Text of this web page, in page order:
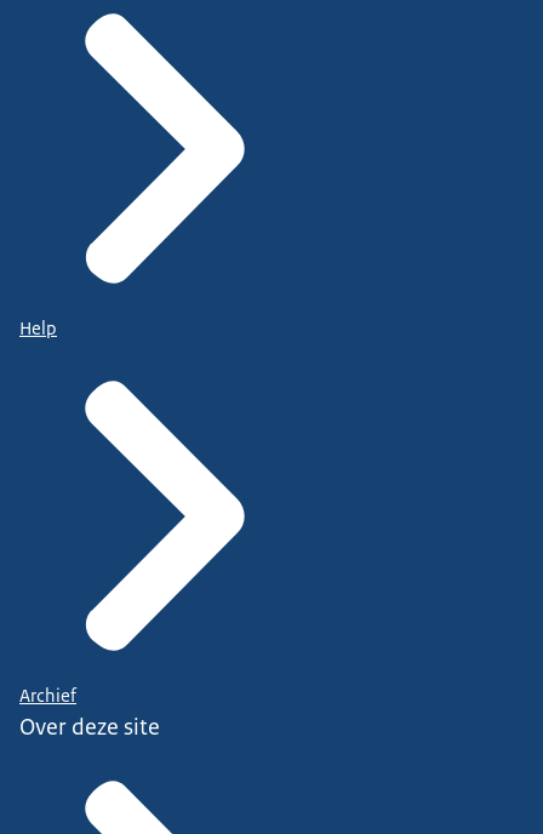
Help
Archief
Over deze site